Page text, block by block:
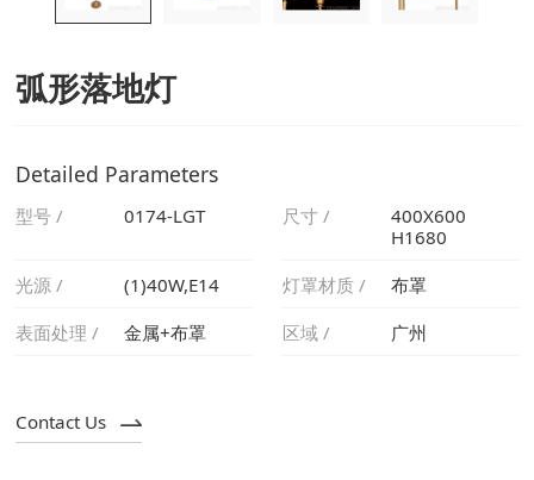
弧形落地灯
Detailed Parameters
型号 / 0174-LGT
尺寸 /
H1680
光源 /
(1)40W,E14 灯罩材质 /
布罩
表面处理 /
金属+布罩 区域 / 广州
Contact Us